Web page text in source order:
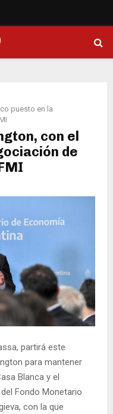
puesto en la
con el
de
partirá este
para mantener
Blanca y el
Fondo Monetario
con la que